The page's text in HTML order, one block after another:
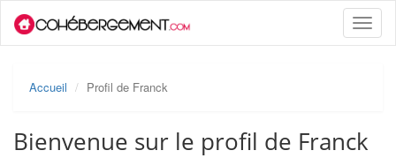
Toggle
Accueil Profil de Franck
Bienvenue sur le profil de Franck